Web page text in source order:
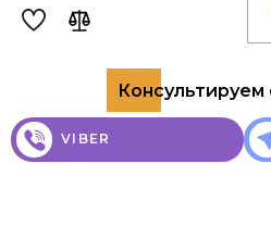
Консультируем
VIBER